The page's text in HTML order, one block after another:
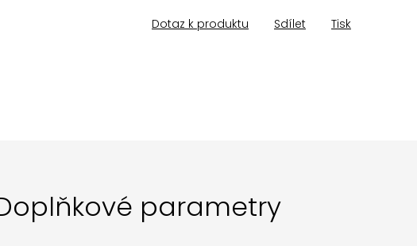
Tisk
Dotaz k produktu Sdílet
parametry